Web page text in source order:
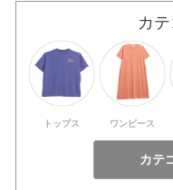
カ
トップス ワンピース